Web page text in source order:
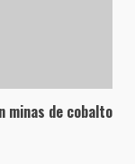
minas de cobalto